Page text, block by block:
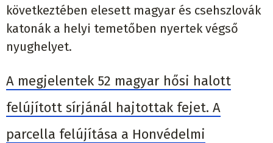
következtében elesett magyar és csehszlovák
katonák a helyi temetőben nyertek végső
nyughelyet.
A megjelentek 52 magyar hősi halott
felújított sírjánál hajtottak fejet. A
parcella felújítása a Honvédelmi